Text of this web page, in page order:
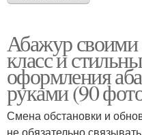
Абажур своими
класс и
оформления
руками (90
Смена обстановки и
не обязательно